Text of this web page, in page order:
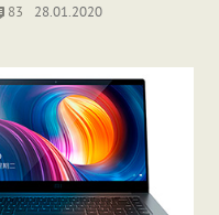
83 28.01.2020